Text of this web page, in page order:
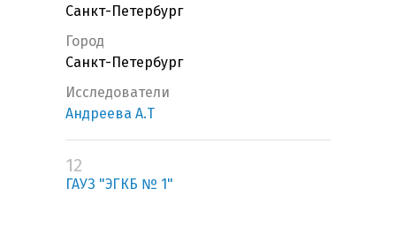
Санкт-Петербург
Город
Санкт-Петербург
Исследователи
Андреева А.Т
12
ГАУЗ "ЭГКБ № 1"